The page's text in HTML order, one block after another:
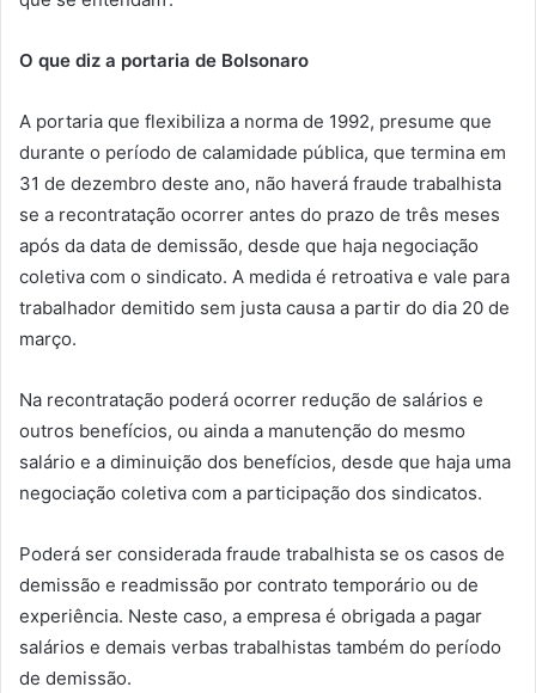
O que diz a portaria de Bolsonaro
A portaria que flexibiliza a norma de 1992, presume que
durante o período de calamidade pública, que termina em
31 de dezembro deste ano, não haverá fraude trabalhista
se a recontratação ocorrer antes do prazo de três meses
após da data de demissão, desde que haja negociação
coletiva com o sindicato. A medida é retroativa e vale para
trabalhador demitido sem justa causa a partir do dia 20 de
março.
Na recontratação poderá ocorrer redução de salários e
outros benefícios, ou ainda a manutenção do mesmo
salário e a diminuição dos benefícios, desde que haja uma
negociação coletiva com a participação dos sindicatos.
Poderá ser considerada fraude trabalhista se os casos de
demissão e readmissão por contrato temporário ou de
experiência. Neste caso, a empresa é obrigada a pagar
salários e demais verbas trabalhistas também do período
de demissão.